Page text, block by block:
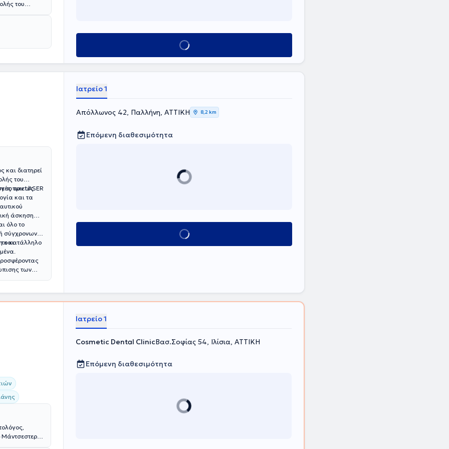
του
άριστη
σε
και άνετο
για
Κλείσε ραντεβού
και διατηρεί
του
τριετές
και τα
των LASER
άσκηση
όλο το
σύγχρονων
και
το κατάλληλο
των
Ιατρείο 1
Απόλλωνος 42, Παλλήνη, ΑΤΤΙΚΗ 8,2 km
Επόμενη διαθεσιμότητα
Κλείσε ραντεβού
Μάντσεστερ
Ιατρείο 1
Cosmetic Dental ClinicΒασ.Σοφίας 54, Ιλίσια, ΑΤΤΙΚΗ
Επόμενη διαθεσιμότητα